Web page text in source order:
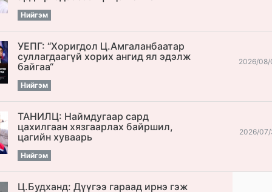
Нийгэм
УЕПГ: “Хоригдол Ц.Амгаланбаатар
cуллагдаагүй хорих ангид ял эдэлж
байгаа“
Нийгэм
2026/08/
ТАНИЛЦ: Наймдугаар сард
цахилгаан хязгаарлах байршил,
цагийн хуваарь
Нийгэм
2026/07/
Ц.Будханд: Дүүгээ гараад ирнэ гэж